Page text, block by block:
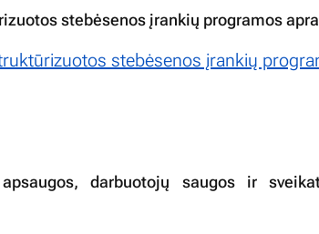
stebėsenos įrankių programos
stebėsenos įrankių
darbuotojų saugos ir